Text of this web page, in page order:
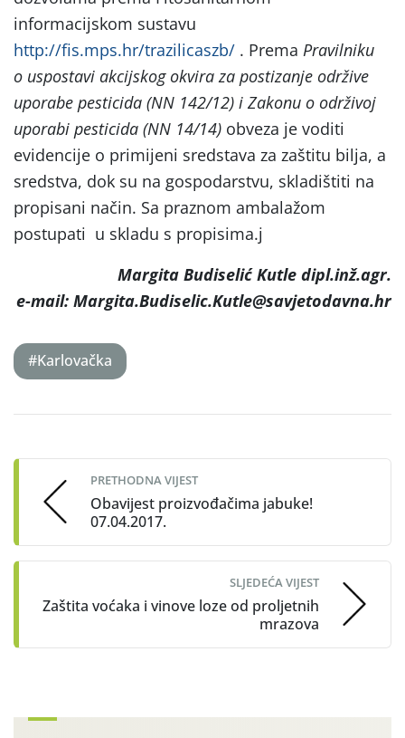
informacijskom sustavu
http://fis.mps.hr/trazilicaszb/ . Prema Pravilniku
o uspostavi akcijskog okvira za postizanje održive
uporabe pesticida (NN 142/12) i Zakonu o održivoj
uporabi pesticida (NN 14/14) obveza je voditi
evidencije o primijeni sredstava za zaštitu bilja, a
sredstva, dok su na gospodarstvu, skladištiti na
propisani način. Sa praznom ambalažom
postupati u skladu s propisima.j
Margita Budiselić Kutle dipl.inž.agr.
e-mail: Margita.Budiselic.Kutle@savjetodavna.hr
#Karlovačka
navigation
PRETHODNA VIJEST
Obavijest proizvođačima jabuke!
07.04.2017.
SLJEDEĆA VIJEST
Zaštita voćaka i vinove loze od proljetnih
mrazova